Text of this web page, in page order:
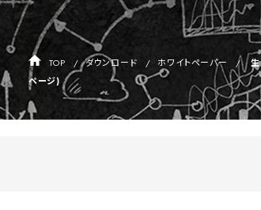
TOP ダウンロード ホワイトペーパー
生
ページ)